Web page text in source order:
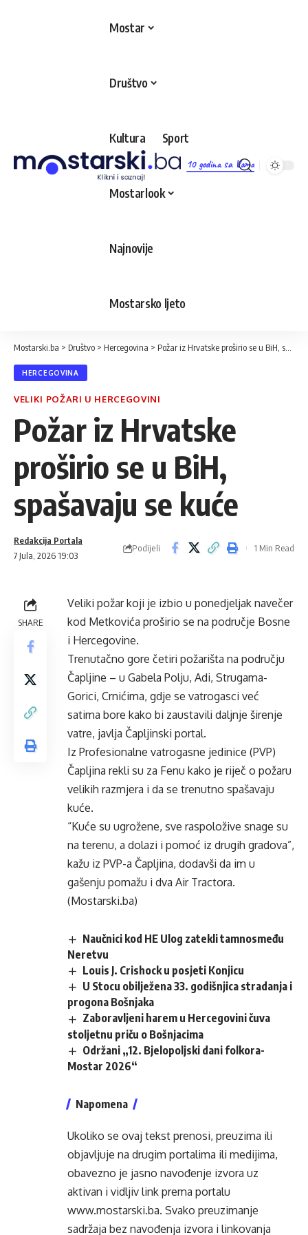
10 godina sa Vama
Mostar
Društvo
Kultura Sport
Mostarlook
Najnovije
Mostarsko ljeto
Mostarski.ba > Društvo > Hercegovina > Požar iz Hrvatske proširio se u BiH, spašavaju se kuće
HERCEGOVINA
VELIKI POŽARI U HERCEGOVINI
Požar iz Hrvatske
proširio se u BiH,
spašavaju se kuće
7 Jula, 2026 19:03
Redakcija Portala
Podijeli 1 Min Read
SHARE
Veliki požar koji je izbio u ponedjeljak navečer
kod Metkovića proširio se na područje Bosne
i Hercegovine.
Trenutačno gore četiri požarišta na području
Čapljine – u Gabela Polju, Adi, Strugama-
Gorici, Crnićima, gdje se vatrogasci već
satima bore kako bi zaustavili daljnje širenje
vatre, javlja Čapljinski portal.
Iz Profesionalne vatrogasne jedinice (PVP)
Čapljina rekli su za Fenu kako je riječ o požaru
velikih razmjera i da se trenutno spašavaju
kuće.
“Kuće su ugrožene, sve raspoložive snage su
na terenu, a dolazi i pomoć iz drugih gradova”,
kažu iz PVP-a Čapljina, dodavši da im u
gašenju pomažu i dva Air Tractora.
(Mostarski.ba)
Naučnici kod HE Ulog zatekli tamnosmeđu
Neretvu
Louis J. Crishock u posjeti Konjicu
U Stocu obilježena 33. godišnjica stradanja i
progona Bošnjaka
Zaboravljeni harem u Hercegovini čuva
stoljetnu priču o Bošnjacima
Održani „12. Bjelopoljski dani folkora-
Mostar 2026“
Napomena
Ukoliko se ovaj tekst prenosi, preuzima ili
objavljuje na drugim portalima ili medijima,
obavezno je jasno navođenje izvora uz
aktivan i vidljiv link prema portalu
www.mostarski.ba. Svako preuzimanje
sadržaja bez navođenja izvora i linkovanja